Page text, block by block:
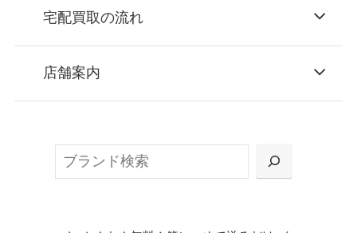
宅配買取の流れ
お申込み
または梱包材不要の「集荷申込」からお選び
店舗案内